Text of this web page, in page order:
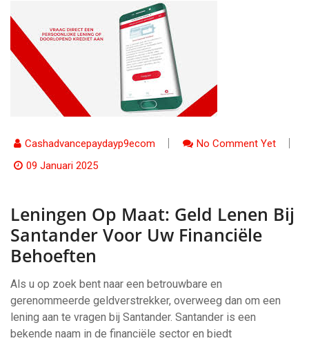
Cashadvancepaydayp9ecom
No Comment Yet
09 Januari 2025
Leningen Op Maat: Geld Lenen Bij
Santander Voor Uw Financiële
Behoeften
Als u op zoek bent naar een betrouwbare en
gerenommeerde geldverstrekker, overweeg dan om een
lening aan te vragen bij Santander. Santander is een
bekende naam in de financiële sector en biedt